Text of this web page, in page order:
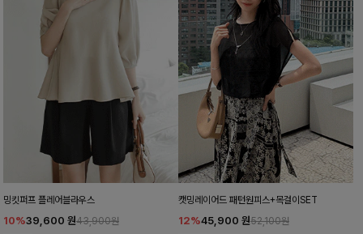
밍킷퍼프 플레어블라우스
10%39,600 원43,900원
캣밍레이어드 패턴원피스+목걸이SET
12%45,900 원52,100원